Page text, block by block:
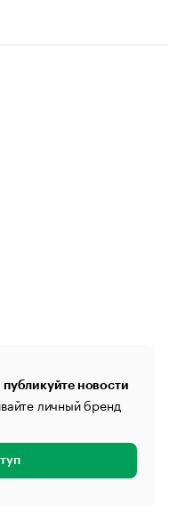
новости
личный бренд